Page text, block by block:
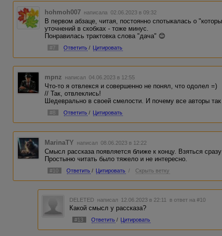
hohmoh007 написала 02.06.2023 в 09:32
В первом абзаце, читая, постоянно спотыкалась о
уточнений в скобках - тоже минус.
Понравилась трактовка слова "дача" 😊
#7 Ответить / Цитировать
mpnz написал 04.06.2023 в 12:55
Что-то я отвлекся и совершенно не понял, что одолел =)
// Так, отвлеклись!
Шедеврально в своей смелости. И почему все авторы
#8 Ответить / Цитировать
MarinaTY написал 08.06.2023 в 12:22
Смысл рассказа появляется ближе к концу. Взяться
Простыню читать было тяжело и не интересно.
#10 Ответить / Цитировать / Скрыть ветку
DELETED написал 12.06.2023 в 22:11 в ответ на #10
Какой смысл у рассказа?
#13 Ответить / Цитировать